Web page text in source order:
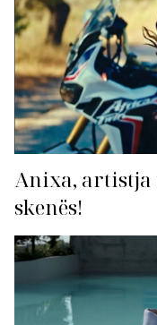
Anixa, artistja
skenës!